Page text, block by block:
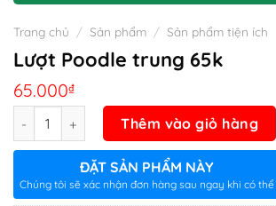
Trang chủ / Sản phẩm / Sản phẩm tiện ích
Lượt Poodle trung 65k
65.000₫
Thêm vào giỏ hàng
ĐẶT SẢN PHẨM NÀY
Chúng tôi sẽ xác nhận đơn hàng sau ngay khi có thể